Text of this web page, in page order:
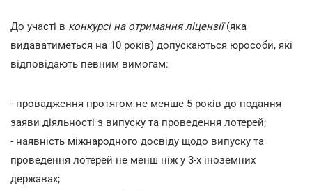
До участі в конкурсі на отримання ліцензії(яка
видаватиметься на 10 років) допускаються юрособи, які
відповідають певним вимогам:
- провадження протягом не менше 5 років до подання
заяви діяльності з випуску та проведення лотерей;
- наявність міжнародного досвіду щодо випуску та
проведення лотерей не менш ніж у 3-х іноземних
державах;